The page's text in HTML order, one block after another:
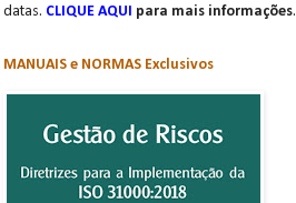
datas. CLIQUE AQUI para mais informações.
MANUAIS e NORMAS Exclusivos